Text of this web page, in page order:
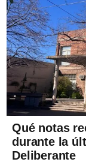
Qué notas
durante la
Deliberante